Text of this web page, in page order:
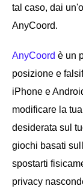
tal caso, dai
AnyCoord.
AnyCoord è un
posizione e
iPhone e
modificare la
desiderata sul
giochi basati
spostarti
privacy